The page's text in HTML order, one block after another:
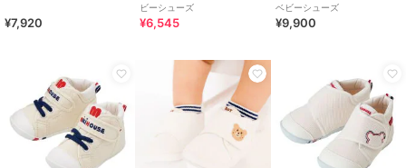
¥7,920
ビーシューズ
¥6,545
ベビーシューズ
¥9,900